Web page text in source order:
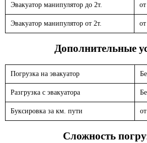
Эвакуатор манипулятор до 2т.
Эвакуатор манипулятор от 2т.
Дополнительные
Погрузка на эвакуатор
Разгрузка с эвакуатора
Буксировка за км. пути
Сложность